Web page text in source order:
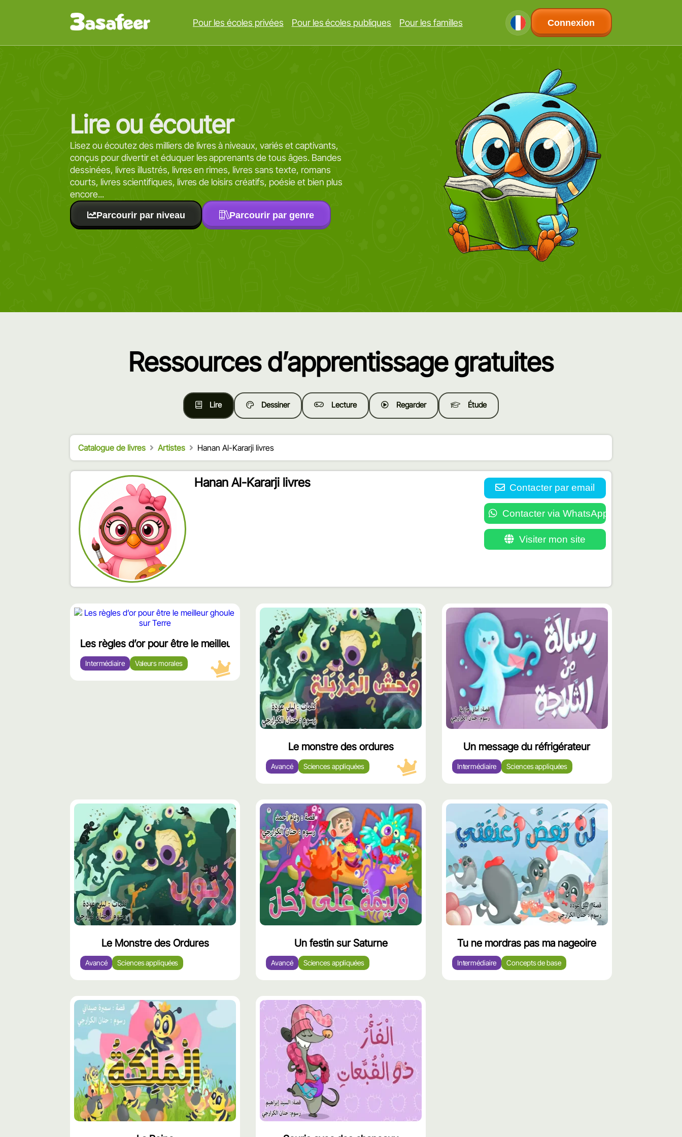
Pour les écoles privées Pour les écoles publiques Pour les familles Connexion
Lire ou écouter
Lisez ou écoutez des milliers de livres à niveaux, variés et captivants,
conçus pour divertir et éduquer les apprenants de tous âges. Bandes
dessinées, livres illustrés, livres en rimes, livres sans texte, romans
courts, livres scientifiques, livres de loisirs créatifs, poésie et bien plus
encore...
Parcourir par niveau Parcourir par genre
Ressources d’apprentissage gratuites
Lire Dessiner Lecture Regarder Étude
Catalogue de livres Artistes Hanan Al-Kararji livres
Hanan Al-Kararji livres Contacter par email
Contacter via WhatsApp
Visiter mon site
محتوى
Les règles d’or pour être le meilleur ghoule sur Terre
Intermédiaire Valeurs morales
محتوى
مميّز
Le monstre des ordures
Avancé Sciences appliquées
Un message du réfrigérateur
Intermédiaire Sciences appliquées
Le Monstre des Ordures
Avancé Sciences appliquées
Un festin sur Saturne
Avancé Sciences appliquées
Tu ne mordras pas ma nageoire
Intermédiaire Concepts de base